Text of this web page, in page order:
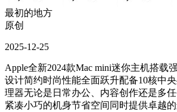
最初的地方
原创
2025-12-25
Apple全新2024款Mac mini迷你主机搭载
设计简约时尚性能全面跃升配备10核中
理器无论是日常办公、内容创作还是多
紧凑小巧的机身节省空间同时提供卓越